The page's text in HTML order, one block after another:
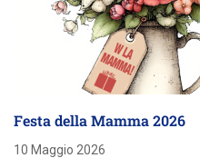
Festa della Mamma 2026
10 Maggio 2026